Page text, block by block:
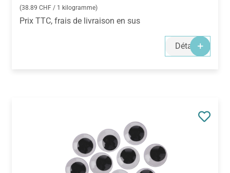
(38.89 CHF / 1 kilogramme)
Prix TTC, frais de livraison en sus
Détails